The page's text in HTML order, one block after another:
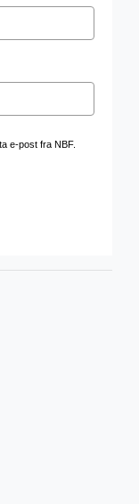
e-post fra NBF.